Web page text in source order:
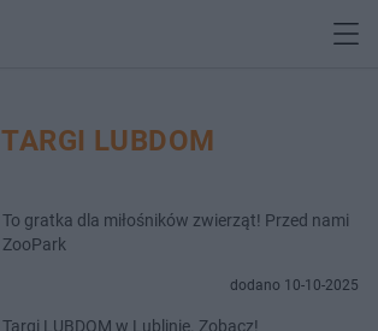
TARGI LUBDOM
To gratka dla miłośników zwierząt! Przed nami
ZooPark
dodano 10-10-2025
Targi LUBDOM w Lublinie. Zobacz!